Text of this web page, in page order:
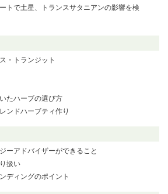
トで土星、トランスサタニアンの影響を検
・トランジット
たハーブの選び方
ンドハーブティ作り
ーアドバイザーができること
扱い
ディングのポイント